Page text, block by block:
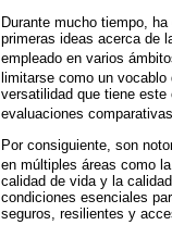
Durante mucho tiempo,
primeras ideas acerca de
empleado en varios
limitarse como un
versatilidad que tiene
evaluaciones
Por consiguiente, son
en múltiples áreas como
calidad de vida y la
condiciones esenciales
seguros, resilientes y